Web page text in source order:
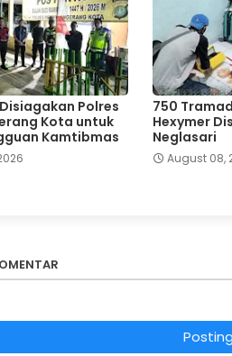
Polres
Kota untuk
Kamtibmas
750
Hexymer
Neglasari
August 08,